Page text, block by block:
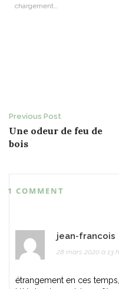
chargement…
Post
navigation
Previous Post
Une odeur de feu de
bois
1 COMMENT
jean-francois
28 mars 2020 à 13
étrangement en ces